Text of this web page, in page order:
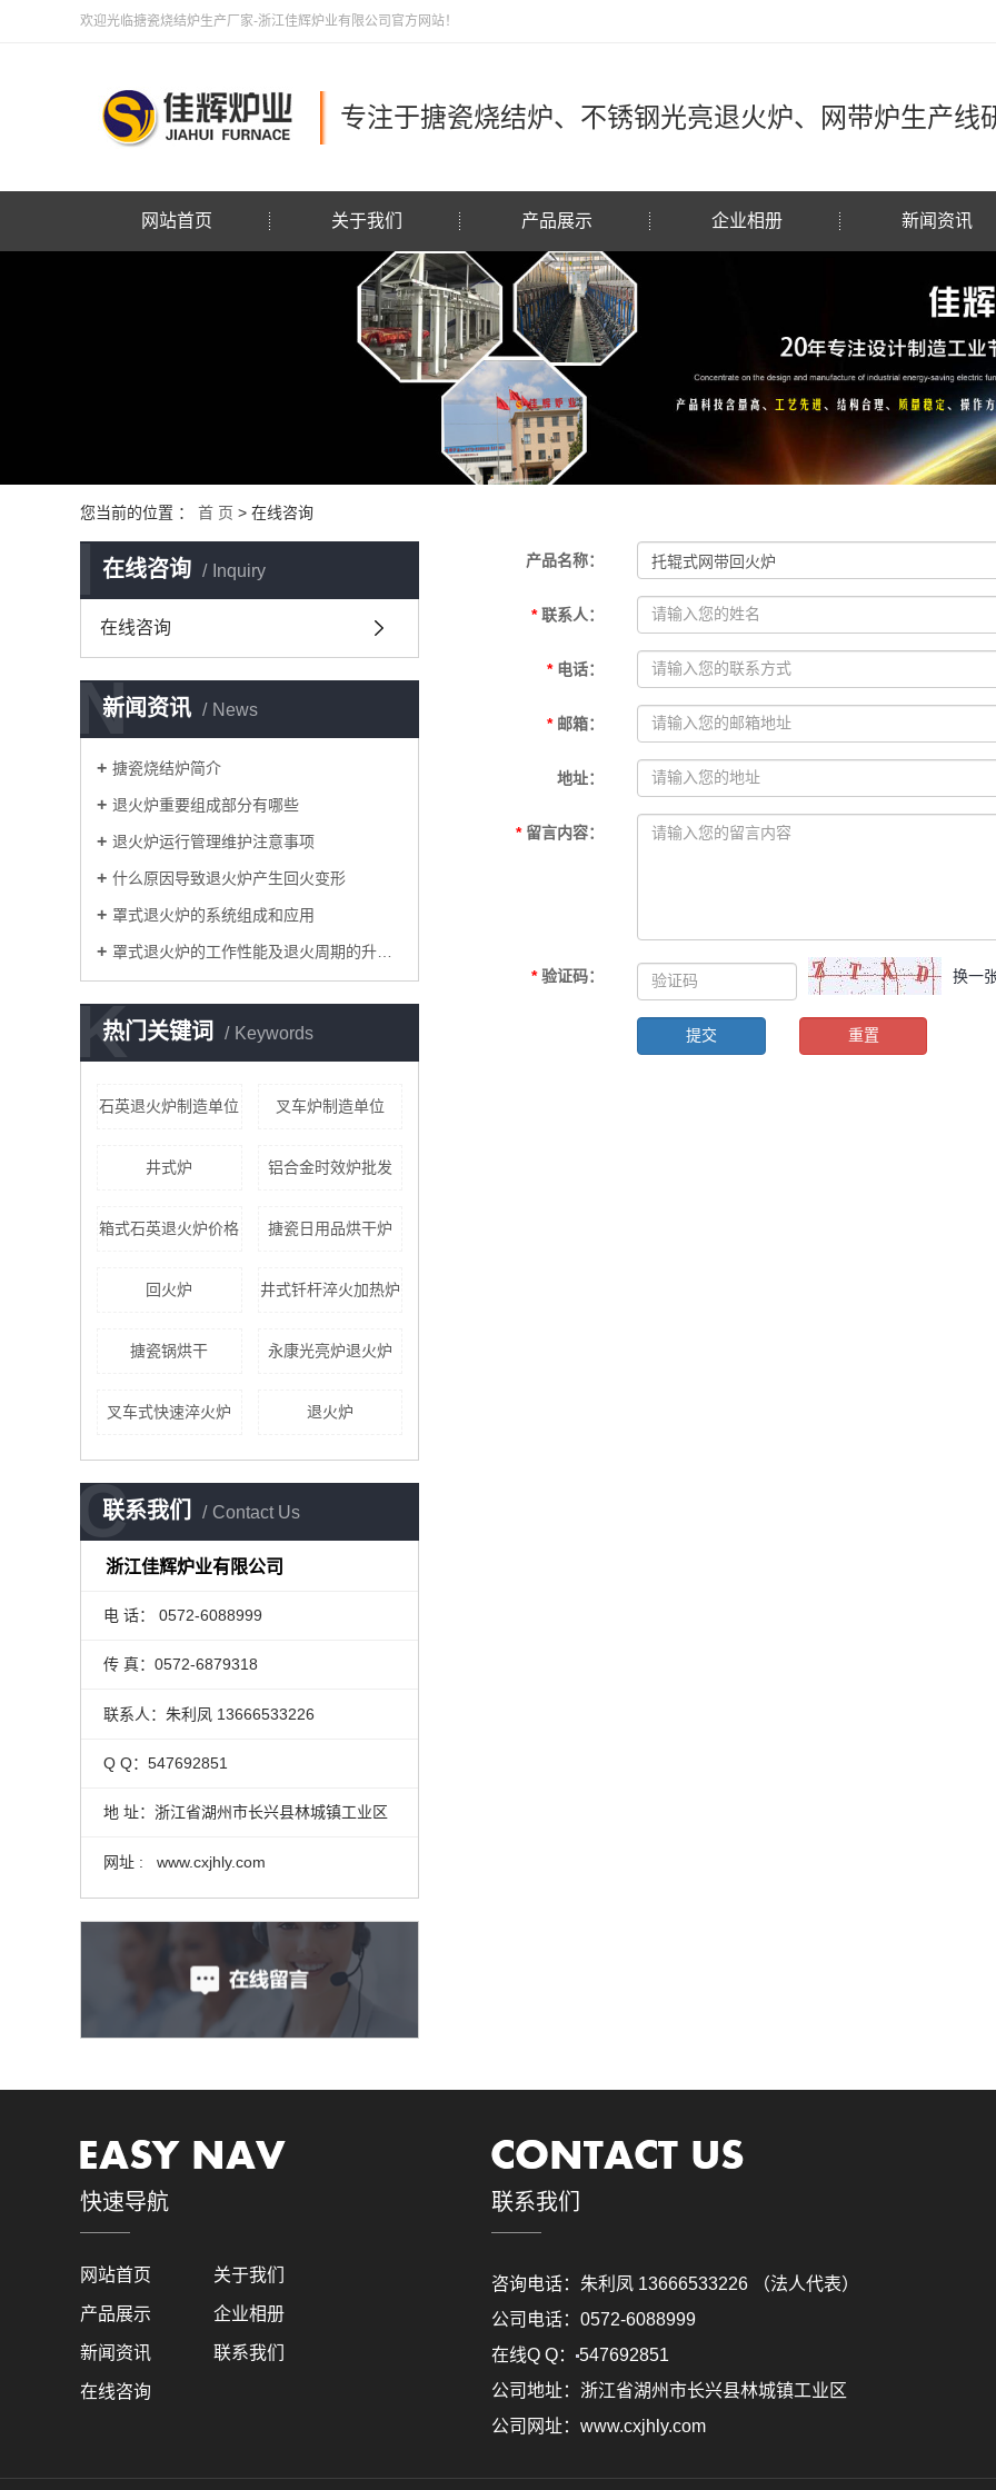
欢迎光临搪瓷烧结炉生产厂家-浙江佳辉炉业有限公司官方网站！
专注于搪瓷烧结炉、不锈钢光亮退火炉、网带炉生产线
网站首页 关于我们 产品展示 企业相册 新闻资讯
您当前的位置 ： 首 页 > 在线咨询
在线咨询 Inquiry
I
在线咨询
新闻资讯 News
N
搪瓷烧结炉简介
退火炉重要组成部分有哪些
退火炉运行管理维护注意事项
什么原因导致退火炉产生回火变形
罩式退火炉的系统组成和应用
罩式退火炉的工作性能及退火周期的升温与差温加热生产工艺
热门关键词 Keywords
K
石英退火炉制造单位 叉车炉制造单位
井式炉 铝合金时效炉批发
箱式石英退火炉价格 搪瓷日用品烘干炉
回火炉 井式钎杆淬火加热炉
搪瓷锅烘干 永康光亮炉退火炉
叉车式快速淬火炉 退火炉
联系我们 Contact Us
C
浙江佳辉炉业有限公司
电 话： 0572-6088999
传 真：0572-6879318
联系人：朱利凤 13666533226
Q Q：547692851
地 址：浙江省湖州市长兴县林城镇工业区
网址 : www.cxjhly.com
产品名称：
* 联系人：
* 电话：
* 邮箱：
地址：
* 留言内容：
* 验证码： 换一
快速导航
网站首页 关于我们
产品展示 企业相册
新闻资讯 联系我们
在线咨询
联系我们
咨询电话：朱利凤 13666533226 （法人代表）
公司电话：0572-6088999
在线Q Q：
547692851
公司地址：浙江省湖州市长兴县林城镇工业区
公司网址：www.cxjhly.com